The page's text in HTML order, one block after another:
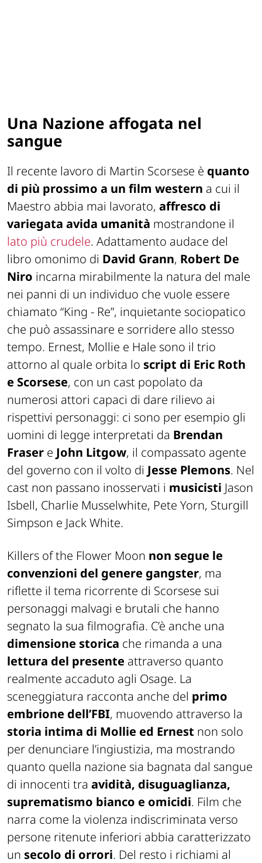
Una Nazione affogata nel
sangue
Il recente lavoro di Martin Scorsese è quanto
di più prossimo a un film western a cui il
Maestro abbia mai lavorato, affresco di
variegata avida umanità mostrandone il
lato più crudele. Adattamento audace del
libro omonimo di David Grann, Robert De
Niro incarna mirabilmente la natura del male
nei panni di un individuo che vuole essere
chiamato “King - Re”, inquietante sociopatico
che può assassinare e sorridere allo stesso
tempo. Ernest, Mollie e Hale sono il trio
attorno al quale orbita lo script di Eric Roth
e Scorsese, con un cast popolato da
numerosi attori capaci di dare rilievo ai
rispettivi personaggi: ci sono per esempio gli
uomini di legge interpretati da Brendan
Fraser e John Litgow, il compassato agente
del governo con il volto di Jesse Plemons. Nel
cast non passano inosservati i musicisti Jason
Isbell, Charlie Musselwhite, Pete Yorn, Sturgill
Simpson e Jack White.
Killers of the Flower Moon non segue le
convenzioni del genere gangster, ma
riflette il tema ricorrente di Scorsese sui
personaggi malvagi e brutali che hanno
segnato la sua filmografia. C’è anche una
dimensione storica che rimanda a una
lettura del presente attraverso quanto
realmente accaduto agli Osage. La
sceneggiatura racconta anche del primo
embrione dell’FBI, muovendo attraverso la
storia intima di Mollie ed Ernest non solo
per denunciare l’ingiustizia, ma mostrando
quanto quella nazione sia bagnata dal sangue
di innocenti tra avidità, disuguaglianza,
suprematismo bianco e omicidi. Film che
narra come la violenza indiscriminata verso
persone ritenute inferiori abbia caratterizzato
un secolo di orrori. Del resto i richiami al